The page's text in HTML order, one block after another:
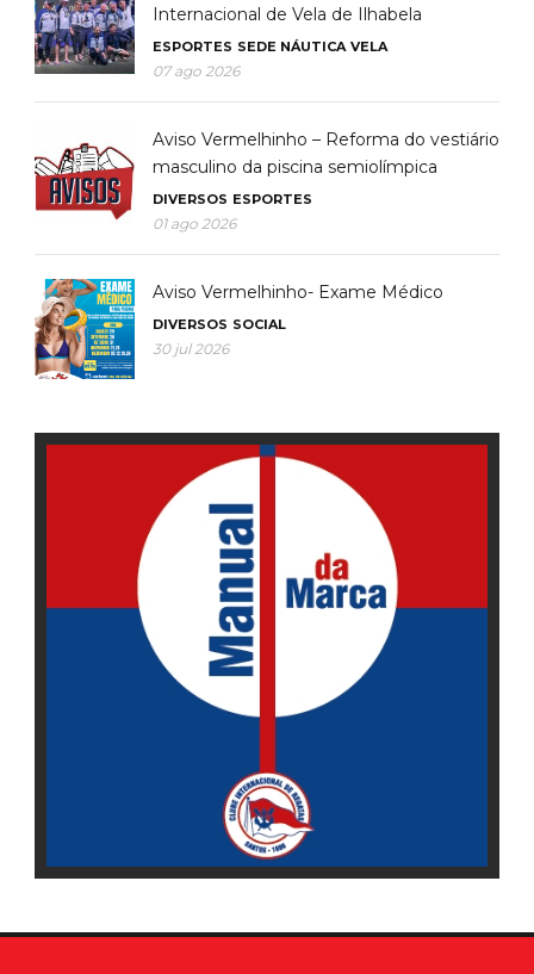
Internacional de Vela de Ilhabela
ESPORTES SEDE NÁUTICA VELA
07 ago 2026
Aviso Vermelhinho – Reforma do vestiário
masculino da piscina semiolímpica
DIVERSOS ESPORTES
01 ago 2026
Aviso Vermelhinho- Exame Médico
DIVERSOS SOCIAL
30 jul 2026